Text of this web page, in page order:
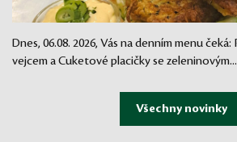
Dnes, 06.08. 2026, Vás na denním menu
vejcem a Cuketové placičky se zeleninovým...